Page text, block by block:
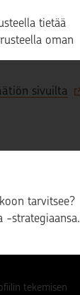
tietää
oman
sivuilta
tarvitsee?
-strategiaansa.
tekemisen